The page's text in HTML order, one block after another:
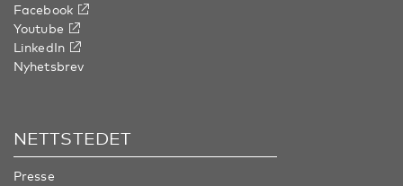
Facebook
Youtube
LinkedIn
Nyhetsbrev
NETTSTEDET
Presse